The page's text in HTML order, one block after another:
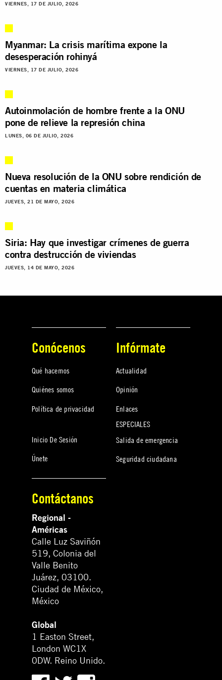
VIERNES, 17 DE JULIO, 2026
Myanmar: La crisis marítima expone la
desesperación rohinyá
VIERNES, 17 DE JULIO, 2026
Autoinmolación de hombre frente a la ONU
pone de relieve la represión china
LUNES, 06 DE JULIO, 2026
Nueva resolución de la ONU sobre rendición de
cuentas en materia climática
JUEVES, 21 DE MAYO, 2026
Siria: Hay que investigar crímenes de guerra
contra destrucción de viviendas
JUEVES, 14 DE MAYO, 2026
Conócenos
Qué hacemos
Quiénes somos
Política de privacidad
Inicio De Sesión
Únete
Infórmate
Actualidad
Opinión
Enlaces
ESPECIALES
Salida de emergencia
Seguridad ciudadana
Contáctanos
Regional -
Américas
Calle Luz Saviñón
519, Colonia del
Valle Benito
Juárez, 03100.
Ciudad de México,
México
Global
1 Easton Street,
London WC1X
0DW. Reino Unido.